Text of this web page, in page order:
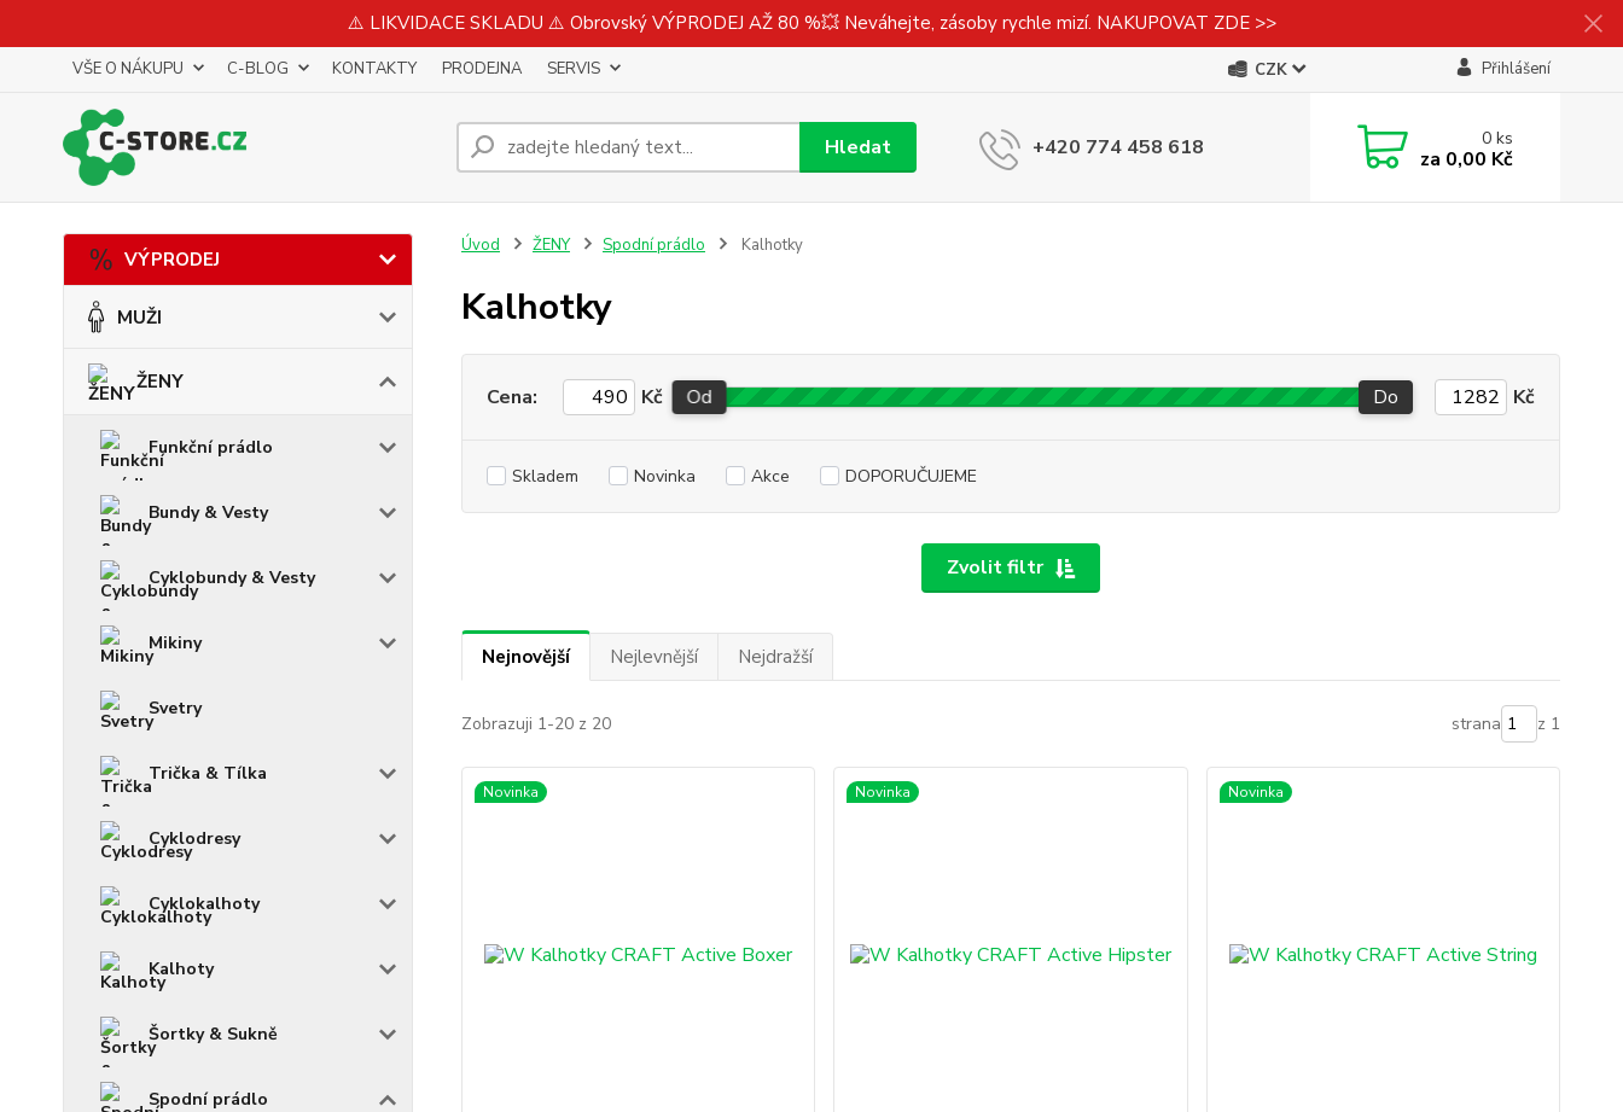
⚠️ LIKVIDACE SKLADU ⚠️ Obrovský VÝPRODEJ AŽ 80 %💥 Neváhejte, zásoby rychle mizí. NAKUPOVAT ZDE >>
VŠE O NÁKUPU C-BLOG KONTAKTY PRODEJNA SERVIS CZK Přihlášení
Hledat +420 774 458 618 0ks
za 0,00 Kč
VÝPRODEJ
MUŽI
ŽENY
Funkční prádlo
Bundy & Vesty
Cyklobundy & Vesty
Mikiny
Svetry
Trička & Tílka
Cyklodresy
Cyklokalhoty
Kalhoty
Šortky & Sukně
Spodní prádlo
Úvod ŽENY Spodní prádlo Kalhotky
Kalhotky
Zvolit filtr
Cena: Kč Od Do Kč
Skladem Novinka Akce DOPORUČUJEME
Nejnovější Nejlevnější Nejdražší
Zobrazuji 1-20 z 20 strana z 1
Novinka Novinka Novinka